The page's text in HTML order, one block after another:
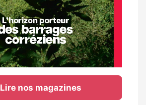
Lire nos magazines